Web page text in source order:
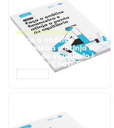
GESTÃO FINANCEIRA
Faça a análise
financeira e atinja o
ponto de equilíbrio |
Prompts ChatGPT